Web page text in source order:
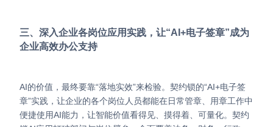
三、深入企业各岗位应用实践，让“AI+电子签章”成为
企业高效办公支持
AI的价值，最终要靠“落地实效”来检验。契约锁的“AI+电子签
章”实践，让企业的各个岗位人员都能在日常管章、用章工作中
便捷使用AI能力，让智能价值看得见、摸得着、可量化。 契约